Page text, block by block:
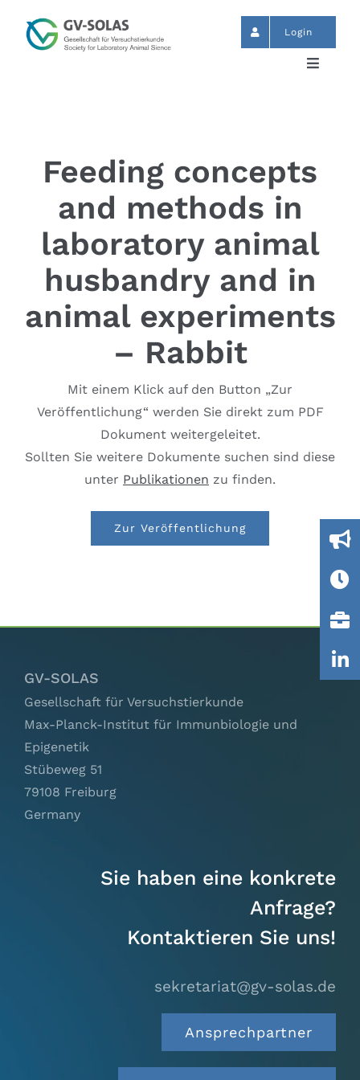
Inhalt
springen
Login
Toggle
News
Termine
GV-SOLAS
Publikationen
Feeding concepts
and methods in
laboratory animal
husbandry and in
animal experiments
– Rabbit
Mit einem Klick auf den Button „Zur
Veröffentlichung“ werden Sie direkt zum PDF
Dokument weitergeleitet.
Sollten Sie weitere Dokumente suchen sind diese
unter Publikationen zu finden.
Zur Veröffentlichung
GV-SOLAS
Gesellschaft für Versuchstierkunde
Max-Planck-Institut für Immunbiologie und
Epigenetik
Stübeweg 51
79108 Freiburg
Germany
Sie haben eine konkrete
Anfrage?
Kontaktieren Sie uns!
sekretariat@gv-solas.de
Ansprechpartner